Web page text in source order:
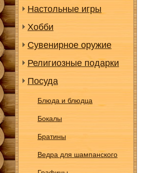
Настольные игры
Хобби
Сувенирное оружие
Религиозные подарки
Посуда
Блюда и блюдца
Бокалы
Братины
Ведра для шампанского